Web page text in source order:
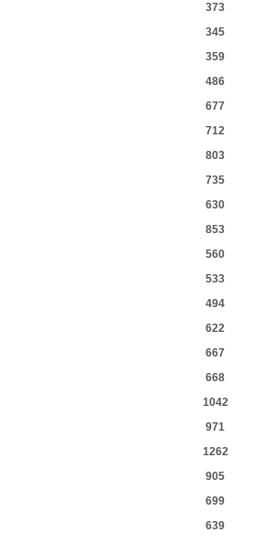
373
345
359
486
677
712
803
735
630
853
560
533
494
622
667
668
1042
971
1262
905
699
639